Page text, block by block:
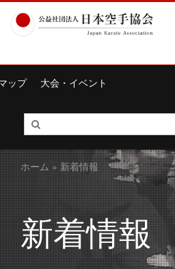
ップ 大会・イベント
ホーム» 新着情報
新着情報